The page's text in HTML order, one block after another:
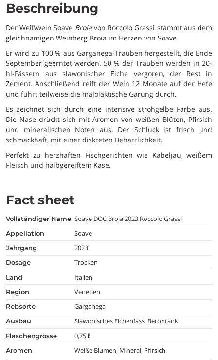
Beschreibung
Der Weißwein Soave Broiavon Roccolo Grassi stammt aus dem
gleichnamigen Weinberg Broia im Herzen von Soave.
Er wird zu 100 % aus Garganega-Trauben hergestellt, die Ende
September geerntet werden. 50 % der Trauben werden in 20-
hl-Fässern aus slawonischer Eiche vergoren, der Rest in
Zement. Anschließend reift der Wein 12 Monate auf der Hefe
und führt teilweise die malolaktische Gärung durch.
Es zeichnet sich durch eine intensive strohgelbe Farbe aus.
Die Nase drückt sich mit Aromen von weißen Blüten, Pfirsich
und mineralischen Noten aus. Der Schluck ist frisch und
schmackhaft, mit einer diskreten Beharrlichkeit.
Perfekt zu herzhaften Fischgerichten wie Kabeljau, weißem
Fleisch und halbgereiftem Käse.
Fact sheet
vollständiger Name Soave DOC Broia 2023 Roccolo Grassi
appellation Soave
jahrgang 2023
dosage Trocken
land Italien
region Venetien
rebsorte Garganega
ausbau Slawonisches Eichenfass, Betontank
flaschengrösse 0,75 ℓ
aromen Weiße Blumen, Mineral, Pfirsich